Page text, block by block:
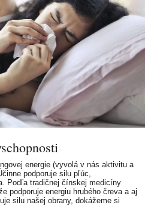
energie (vyvolá v nás aktivitu a
podporuje silu pľúc,
Podľa tradičnej čínskej medicíny
podporuje energiu hrubého čreva a aj
silu našej obrany, dokážeme si